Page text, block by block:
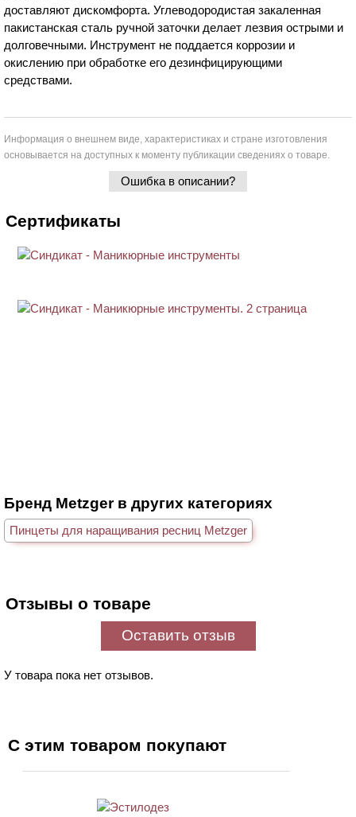
доставляют дискомфорта. Углеводородистая закаленная
пакистанская сталь ручной заточки делает лезвия острыми и
долговечными. Инструмент не поддается коррозии и
окислению при обработке его дезинфицирующими
средствами.
Информация о внешнем виде, характеристиках и стране изготовления
основывается на доступных к моменту публикации сведениях о товаре.
Ошибка в описании?
Сертификаты
Бренд Metzger в других категориях
Пинцеты для наращивания ресниц Metzger
Отзывы о товаре
Оставить отзыв
У товара пока нет отзывов.
С этим товаром покупают